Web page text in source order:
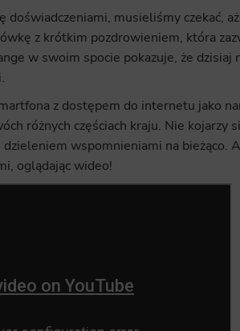
doświadczeniami, musieliśmy czekać,
z krótkim pozdrowieniem, która
w swoim spocie pokazuje, że dzisiaj
z dostępem do internetu jako
różnych częściach kraju. Nie kojarzy
wspomnieniami na bieżąco.
oglądając wideo!